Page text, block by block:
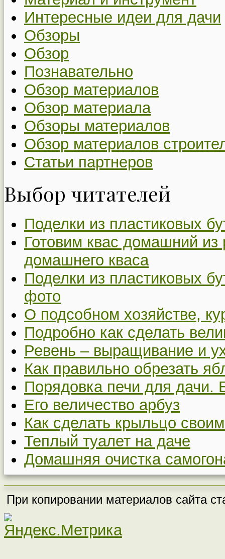
Интересные идеи для дачи
Обзоры
Обзор
Познавательно
Обзор материалов
Обзор материала
Обзоры материалов
Обзор материалов
Статьи партнеров
Выбор читателей
Поделки из пластиковых
Готовим квас домашний
домашнего кваса
Поделки из пластиковых
фото
О подсобном хозяйстве,
Подробно как сделать
Ревень – выращивание и
Как правильно обрезать
Порядовка печи для дачи.
Его величество арбуз
Как сделать крыльцо
Теплый туалет на даче
Домашняя очистка
При копировании материалов сайта